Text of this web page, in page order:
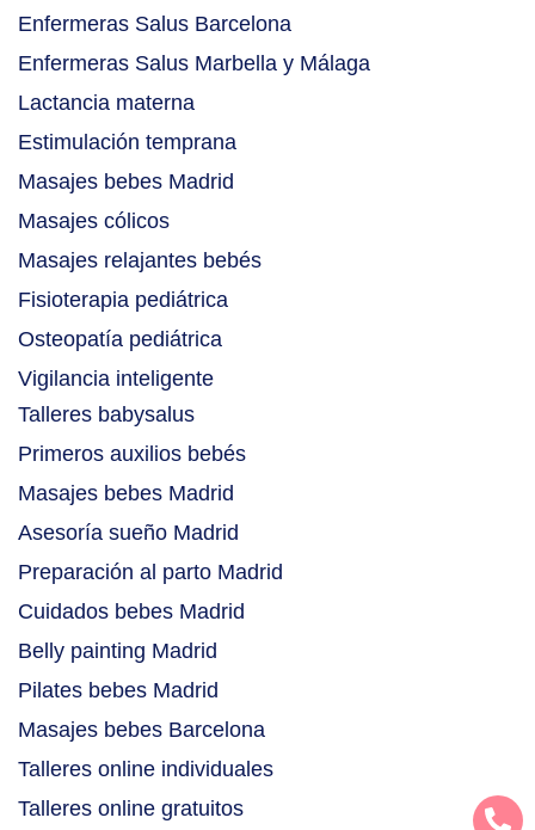
Enfermeras Salus Barcelona
Enfermeras Salus Marbella y Málaga
Lactancia materna
Estimulación temprana
Masajes bebes Madrid
Masajes cólicos
Masajes relajantes bebés
Fisioterapia pediátrica
Osteopatía pediátrica
Vigilancia inteligente
Talleres babysalus
Primeros auxilios bebés
Masajes bebes Madrid
Asesoría sueño Madrid
Preparación al parto Madrid
Cuidados bebes Madrid
Belly painting Madrid
Pilates bebes Madrid
Masajes bebes Barcelona
Talleres online individuales
Talleres online gratuitos